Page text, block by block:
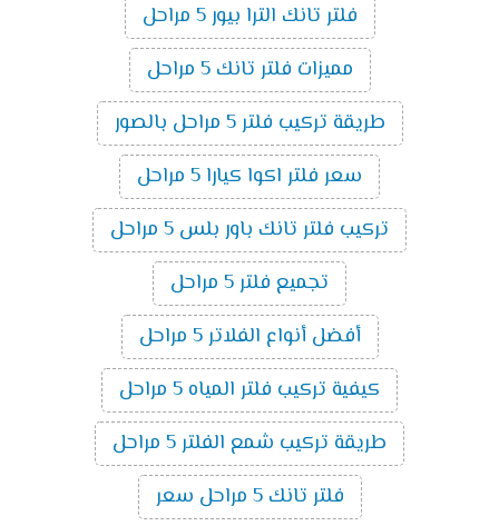
فلتر تانك الترا بيور 5 مراحل
مميزات فلتر تانك 5 مراحل
طريقة تركيب فلتر 5 مراحل بالصور
سعر فلتر اكوا كيارا 5 مراحل
تركيب فلتر تانك باور بلس 5 مراحل
تجميع فلتر 5 مراحل
أفضل أنواع الفلاتر 5 مراحل
كيفية تركيب فلتر المياه 5 مراحل
طريقة تركيب شمع الفلتر 5 مراحل
فلتر تانك 5 مراحل سعر